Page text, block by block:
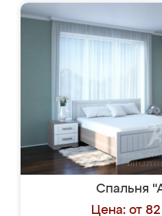
Спальня
Цена: от